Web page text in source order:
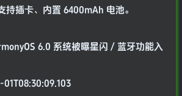
持插卡、内置 6400mAh 电池。
6.0 系统被曝星闪 / 蓝牙功能入